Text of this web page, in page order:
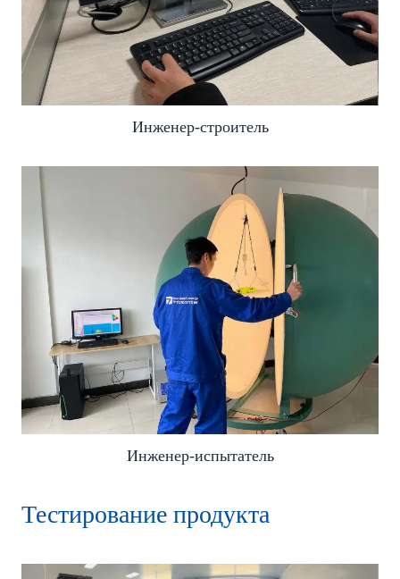
Инженер-строитель
Инженер-испытатель
Тестирование продукта